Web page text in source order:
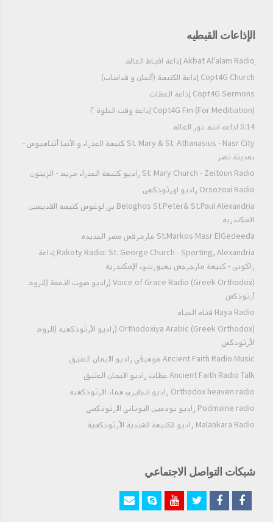
الإذاعات القبطيه
Copt4G Church إذاعة الكنيسة (ألحان و قداسات)
Copt4G Sermons إذاعة العظات
Copt4G Fm (For Meditiation) إذاعة وقت الخلوة ٢
5:14 اذاعه انتم نور العالم
St. Mary & St. Athanasius - Nasr City كنيسة العذراء و الأنبا أثناسيوس -
بمدينة نصر
St. Mary Church - Zeitoun Radio راديو كنيسة العذراء مريم - الزيتون
Orsozoxi Radio راديو اورثوذكسى
Beloghos St.Peter& St.Paul Alexandria بي لوغوس كنيسه القديسين
الاسكندريه
St.Markos Masr ElGedeeda مارمرقس مصر الجديده
Rakoty Radio: St. George Church - Sporting, Alexandria إذاعة
راكوتى - كنيسة مارجرجس بسبورتنج، الإسكندرية
Voice of Grace Radio (Greek Orthodox) (راديو صوت النعمة (للروم
أرثوذكس
Haya Radio قناه الحياه
Orthodoxiya Arabic (Greek Orthodox) (راديو الأرثوذكسية (للروم
الأرثودكس
Ancient Faith Radio Music موسيقي راديو الايمان العتيق
Ancient Faith Radio Talk عظات راديو الايمان العتيق
Orthodox heaven radio راديو انجليزي سماء الارثوذكسيه
Podmaine radio راديو بودمين اليوناني الارثوذكسي
Malankara Radio راديو للكنيسة الهندية الأرثوذكسية
شبكات التواصل الاجتماعي